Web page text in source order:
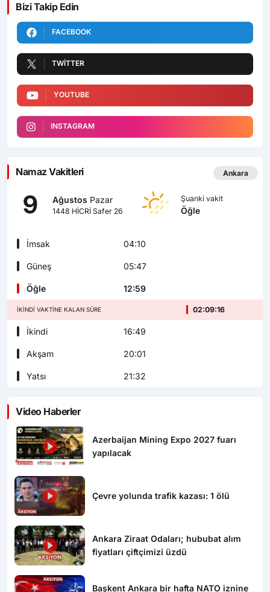
Bizi Takip Edin
FACEBOOK
TWITTER
YOUTUBE
INSTAGRAM
Namaz Vakitleri Ankara
9 Ağustos Pazar
1448 HİCRİ Safer 26
Şuanki vakit
Öğle
İmsak 04:10
Güneş 05:47
Öğle 12:59
İKINDI VAKTINE KALAN SÜRE 02:09:15
İkindi 16:49
Akşam 20:01
Yatsı 21:32
Video Haberler
Azerbaijan Mining Expo 2027 fuarı
yapılacak
Çevre yolunda trafik kazası: 1 ölü
Ankara Ziraat Odaları; hububat alım
fiyatları çiftçimizi üzdü
Başkent Ankara bir hafta NATO iznine